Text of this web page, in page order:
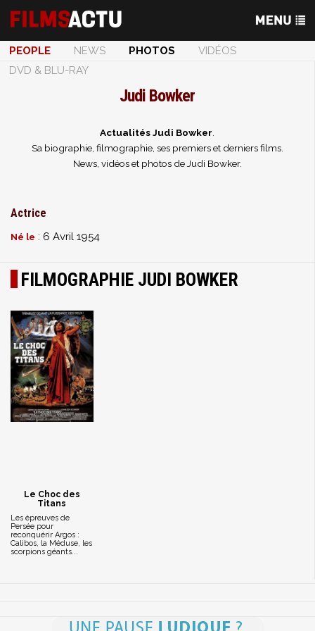
PEOPLE NEWS PHOTOS
VIDÉOS
DVD & BLU-RAY
Judi Bowker
Actualités Judi Bowker
Sa biographie, filmographie, ses premiers et derniers films.
News, vidéos et photos de Judi Bowker.
Actrice
Né le : 6 Avril 1954
FILMOGRAPHIE JUDI BOWKER
Le Choc des
Titans
Les épreuves de
Persée pour
reconquérir Argos :
Calibos, la Méduse, les
scorpions géants...